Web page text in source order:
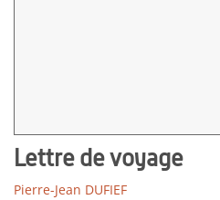
Lettre de voyage
Pierre-Jean DUFIEF